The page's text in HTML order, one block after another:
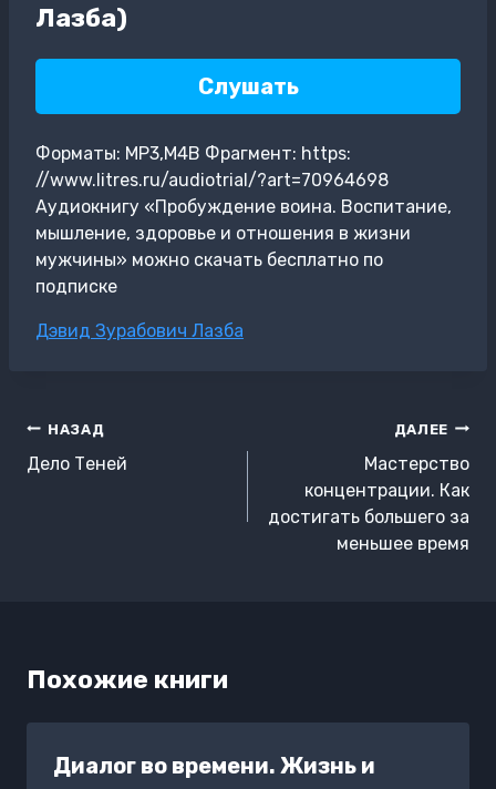
Лазба)
Слушать
Форматы: MP3,M4B Фрагмент: https:
//www.litres.ru/audiotrial/?art=70964698
Аудиокнигу «Пробуждение воина. Воспитание,
мышление, здоровье и отношения в жизни
мужчины» можно скачать бесплатно по
подписке
Метки
Дэвид Зурабович Лазба
Навигация
по
НАЗАД
Дело Теней
ДАЛЕЕ
Мастерство
концентрации. Как
достигать большего за
меньшее время
Похожие книги
Диалог во времени. Жизнь и